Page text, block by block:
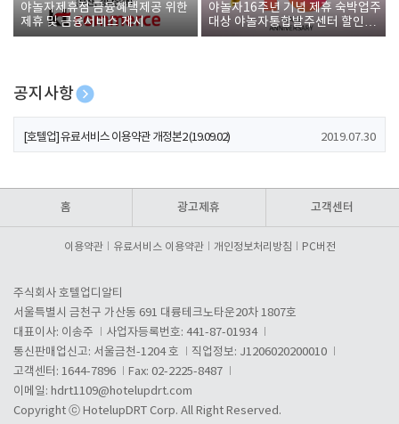
야놀자제휴점 금융혜택제공 위한
제휴 및 금융서비스 게시
야놀자16주년 기념 제휴 숙박업주
대상 야놀자통합발주센터 할인쿠
폰 증정
공지사항
[호텔업] 개인정보 처리방침 개정본1 (19.09.02)
[호텔업] 유료서비스 이용약관 개정본2 (19.09.02) 2019.07.30
홈 광고제휴 고객센터
이용약관 유료서비스 이용약관 개인정보처리방침 PC버전
주식회사 호텔업디알티
서울특별시 금천구 가산동 691 대륭테크노타운20차 1807호
대표이사: 이송주
사업자등록번호: 441-87-01934
통신판매업신고: 서울금천-1204 호
직업정보: J1206020200010
고객센터: 1644-7896
Fax: 02-2225-8487
이메일: hdrt1109@hotelupdrt.com
Copyright ⓒ HotelupDRT Corp. All Right Reserved.